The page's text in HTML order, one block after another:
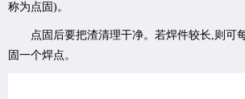
称为点固)。
点固后要把渣清理干净。若焊件较长,则可
固一个焊点。